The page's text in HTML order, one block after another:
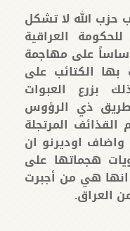
حزب الله لا تشكل
العراقية
على مهاجمة
بها الكتائب على
بزرع العبوات
ذي الرؤوس
القذائف المرتجلة
واضاف اوديرنو ان
هجماتها على
انها هي من أجبرت
العراق.